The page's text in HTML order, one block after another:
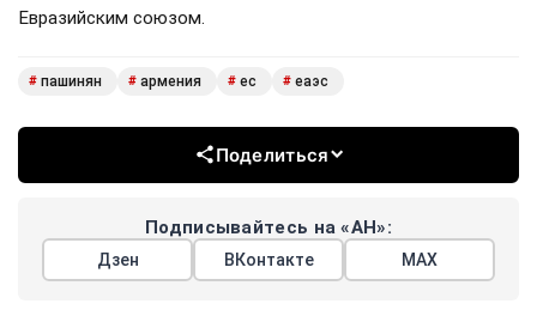
Евразийским союзом.
# пашинян # армения # ес # еаэс
Поделиться
Подписывайтесь на «АН»:
Дзен ВКонтакте МАХ